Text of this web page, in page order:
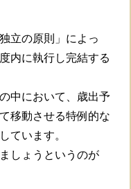
立の原則」によっ
内に執行し完結する
中において、歳出予
移動させる特例的な
ています。
しょうというのが